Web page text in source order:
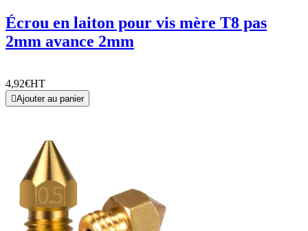
Écrou en laiton pour vis mère T8 pas
2mm avance 2mm
4,92€HT
Ajouter au panier